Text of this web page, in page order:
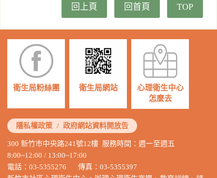
回上頁
回首頁 TOP
衛生局粉絲團 衛生局網站
心理衛生中心
怎麼去
隱私權政策 / 政府網站資料開放告
300 新竹市中央路241號12樓 服務時間：週一至週五
8:00~12:00 / 13:00~17:00
電話：03-5355276 傳真：03-5355397